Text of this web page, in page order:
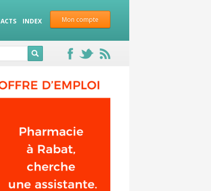
Mon compte
INDEX